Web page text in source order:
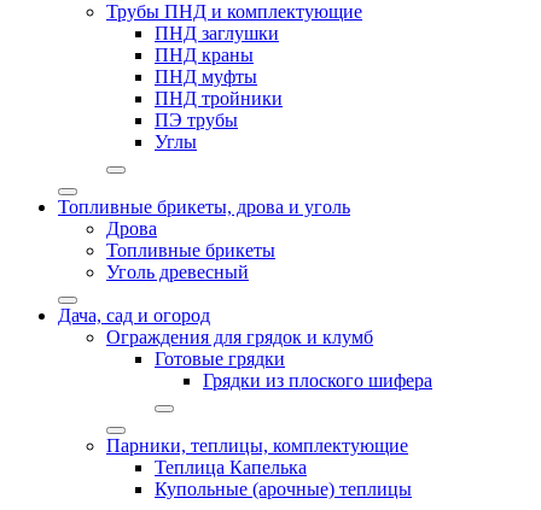
Трубы ПНД и комплектующие
ПНД заглушки
ПНД краны
ПНД муфты
ПНД тройники
ПЭ трубы
Углы
Топливные брикеты, дрова и уголь
Дрова
Топливные брикеты
Уголь древесный
Дача, сад и огород
Ограждения для грядок и клумб
Готовые грядки
Грядки из плоского шифера
Парники, теплицы, комплектующие
Теплица Капелька
Купольные (арочные) теплицы